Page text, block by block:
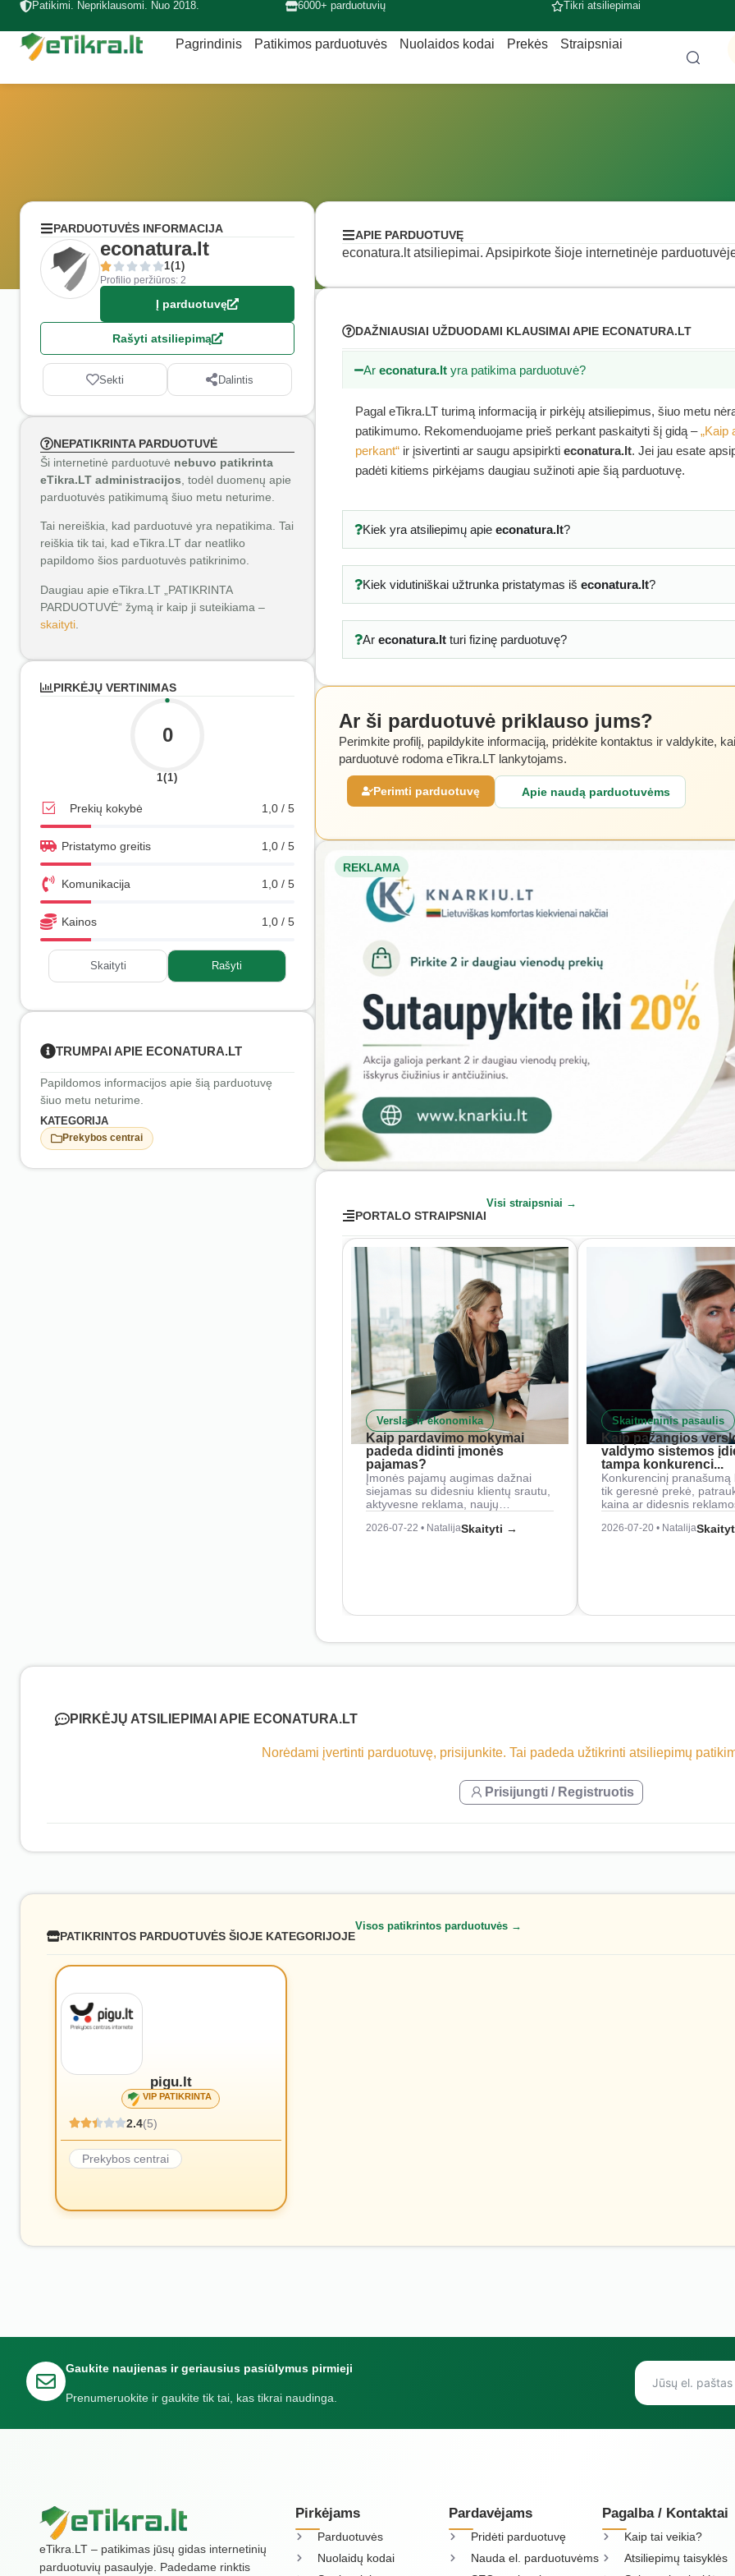
Patikimi. Nepriklausomi. Nuo 2018. 6000+ parduotuvių Tikri atsiliepimai
Pagrindinis Patikimos parduotuvės Nuolaidos kodai Prekės Straipsniai
PARDUOTUVĖS INFORMACIJA
econatura.lt
1(1)
Profilio peržiūros: 2
Į parduotuvę
Rašyti atsiliepimą
Sekti Dalintis
NEPATIKRINTA PARDUOTUVĖ
Ši internetinė parduotuvė nebuvo patikrinta
eTikra.LT administracijos , todėl duomenų apie
parduotuvės patikimumą šiuo metu neturime.
Tai nereiškia, kad parduotuvė yra nepatikima. Tai
reiškia tik tai, kad eTikra.LT dar neatliko
papildomo šios parduotuvės patikrinimo.
Daugiau apie eTikra.LT „PATIKRINTA
PARDUOTUVĖ“ žymą ir kaip ji suteikiama –
skaityti
PIRKĖJŲ VERTINIMAS
0
1(1)
Prekių kokybė 1,0 / 5
Pristatymo greitis 1,0 / 5
Komunikacija 1,0 / 5
Kainos 1,0 / 5
Skaityti Rašyti
TRUMPAI APIE ECONATURA.LT
Papildomos informacijos apie šią parduotuvę
šiuo metu neturime.
KATEGORIJA
Prekybos centrai
APIE PARDUOTUVĘ
econatura.lt atsiliepimai. Apsipirkote šioje internetinėje
DAŽNIAUSIAI UŽDUODAMI KLAUSIMAI APIE ECONATURA.LT
Areconatura.lt yra patikima parduotuvė?
Pagal eTikra.LT turimą informaciją ir pirkėjų atsiliepimus, šiuo metu
patikimumo. Rekomenduojame prieš perkant paskaityti šį gidą –„Kaip
perkant“ ir įsivertinti ar saugu apsipirkti econatura.lt. Jei jau esate
padėti kitiems pirkėjams daugiau sužinoti apie šią parduotuvę.
Kiek yra atsiliepimų apie econatura.lt?
Kiek vidutiniškai užtrunka pristatymas iš econatura.lt?
Ar econatura.ltturi fizinę parduotuvę?
Ar ši parduotuvė priklauso jums?
Perimkite profilį, papildykite informaciją, pridėkite kontaktus ir valdykite,
parduotuvė rodoma eTikra.LT lankytojams.
Perimti parduotuvę Apie naudą parduotuvėms
REKLAMA
PORTALO STRAIPSNIAI
Visi straipsniai →
Verslas ir ekonomika
Kaip pardavimo mokymai
padeda didinti įmonės
pajamas?
Įmonės pajamų augimas dažnai
siejamas su didesniu klientų srautu,
aktyvesne reklama, naujų…
2026-07-22 • NatalijaSkaityti →
Skaitmeninis pasaulis
Kaip pažangios
valdymo sistemos
tampa konkurenci...
Konkurencinį pranašumą
tik geresnė prekė,
kaina ar didesnis
2026-07-20 • Natalija
PIRKĖJŲ ATSILIEPIMAI APIE ECONATURA.LT
Norėdami įvertinti parduotuvę, prisijunkite. Tai padeda užtikrinti atsiliepimų
Prisijungti / Registruotis
PATIKRINTOS PARDUOTUVĖS ŠIOJE KATEGORIJOJE
Visos patikrintos parduotuvės →
pigu.lt
VIP PATIKRINTA
2.4(5)
Prekybos centrai
Gaukite naujienas ir geriausius pasiūlymus pirmieji
Prenumeruokite ir gaukite tik tai, kas tikrai naudinga.
eTikra.LT – patikimas jūsų gidas internetinių
parduotuvių pasaulyje. Padedame rinktis
Pirkėjams
Parduotuvės
Nuolaidų kodai
Pardavėjams
Pridėti parduotuvę
Nauda el. parduotuvėms
Pagalba / Kontaktai
Kaip tai veikia?
Atsiliepimų taisyklės